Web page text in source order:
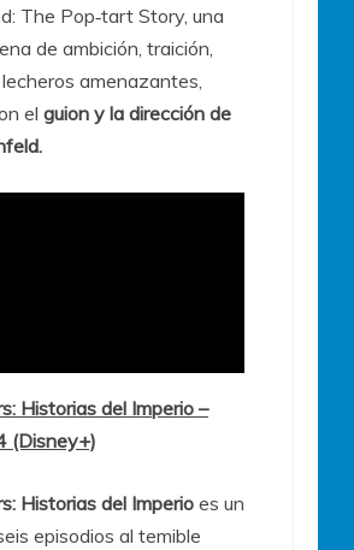
The Pop‑tart Story, una
de ambición, traición,
amenazantes,
el guion y la dirección de
Historias del Imperio –
(Disney+)
Historias del Imperio es un
episodios al temible